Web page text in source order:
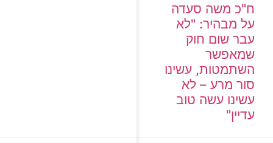
ח"כ משה סעדה
על מבהיר: "לא
עבר שום חוק
שמאפשר
השתמטות, עשינו
סור מרע – לא
עשינו עשה טוב
עדיין"